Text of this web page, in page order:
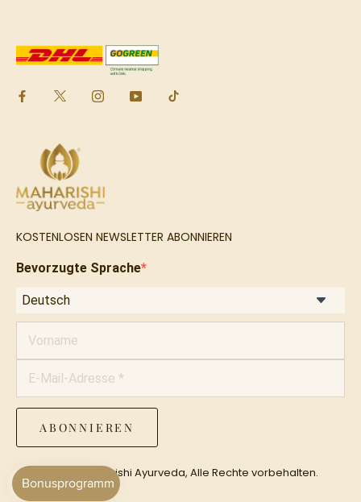
KOSTENLOSEN NEWSLETTER ABONNIEREN
Bevorzugte Sprache
ABONNIEREN
©2024 Maharishi Ayurveda, Alle Rechte vorbehalten.